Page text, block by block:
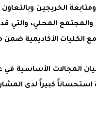
الخريجين وبالتعاون
المحلي، والتي
مع الكليات الأكاديمية
المجالات الأساسية
استحساناً كبيراً لدى